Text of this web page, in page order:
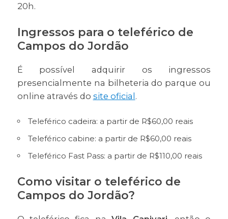
20h.
Ingressos para o teleférico de
Campos do Jordão
É possível adquirir os ingressos
presencialmente na bilheteria do parque ou
online através do site oficial .
Teleférico cadeira: a partir de R$60,00 reais
Teleférico cabine: a partir de R$60,00 reais
Teleférico Fast Pass: a partir de R$110,00 reais
Como visitar o teleférico de
Campos do Jordão?